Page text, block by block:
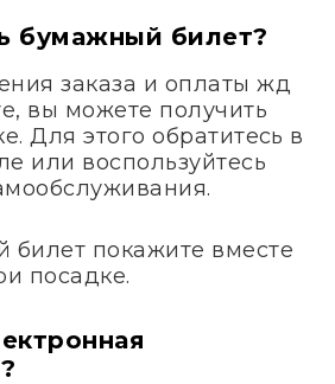
бумажный билет?
заказа и оплаты жд
вы можете получить
Для этого обратитесь в
или воспользуйтесь
билет покажите вместе
посадке.